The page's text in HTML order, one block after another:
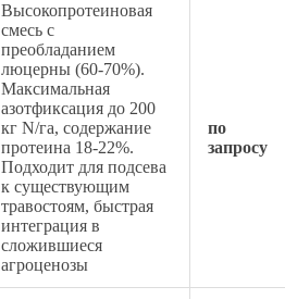
Высокопротеиновая
смесь с
преобладанием
люцерны (60-70%).
Максимальная
азотфиксация до 200
кг N/га, содержание
протеина 18-22%.
Подходит для подсева
к существующим
травостоям, быстрая
интеграция в
сложившиеся
агроценозы
по
запросу